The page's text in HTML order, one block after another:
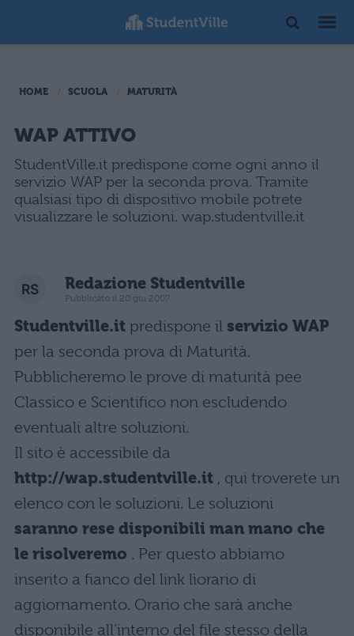
HOME SCUOLA MATURITÀ
WAP ATTIVO
StudentVille.it predispone come ogni anno il
servizio WAP per la seconda prova. Tramite
qualsiasi tipo di dispositivo mobile potrete
visualizzare le soluzioni. wap.studentville.it
Redazione Studentville
Pubblicato il 20 giu 2007
Studentville.it predispone il servizio WAP
per la seconda prova di Maturità.
Pubblicheremo le prove di maturità pee
Classico e Scientifico non escludendo
eventuali altre soluzioni.
Il sito è accessibile da
http://wap.studentville.it , qui troverete un
elenco con le soluzioni. Le soluzioni
saranno rese disponibili man mano che
le risolveremo . Per questo abbiamo
inserito a fianco del link lìorario di
aggiornamento. Orario che sarà anche
disponibile all’interno del file stesso della